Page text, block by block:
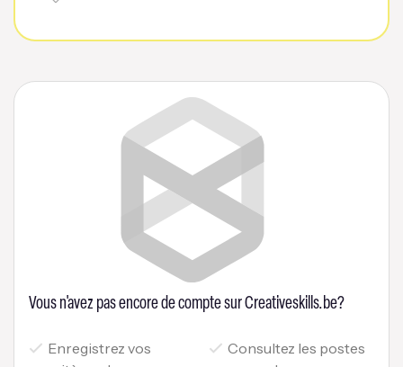
Vous n'avez pas encore de compte sur Creativeskills.be?
Enregistrez vos
Consultez les postes